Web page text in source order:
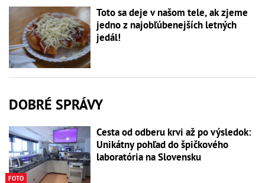
Toto sa deje v našom tele, ak zjeme
jedno z najobľúbenejších letných
jedál!
DOBRÉ SPRÁVY
FOTO
Cesta od odberu krvi až po výsledok:
Unikátny pohľad do špičkového
laboratória na Slovensku